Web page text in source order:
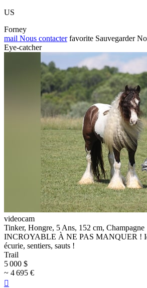
US
Forney
mail Nous contacter favorite Sauvegarder
Eye-catcher
videocam
Tinker, Hongre, 5 Ans, 152 cm, Champagne
INCROYABLE À NE PAS MANQUER !
écurie, sentiers, sauts !
Trail
5 000 $
~ 4 695 €
